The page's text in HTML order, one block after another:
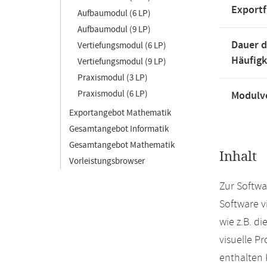
Aufbaumodul (6 LP)
Aufbaumodul (9 LP)
Vertiefungsmodul (6 LP)
Vertiefungsmodul (9 LP)
Praxismodul (3 LP)
Praxismodul (6 LP)
Exportangebot Mathematik
Gesamtangebot Informatik
Gesamtangebot Mathematik
Vorleistungsbrowser
Dauer
Inhalt
Zur
Software
wie z.B.
visuelle
enthalten